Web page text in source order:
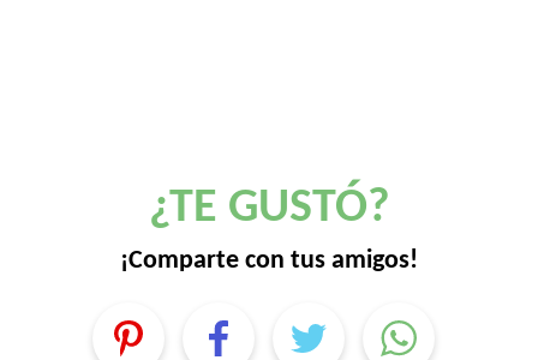
¿TE GUSTÓ?
¡Comparte con tus amigos!